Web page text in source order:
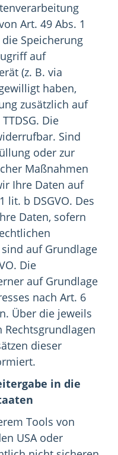
Art. 49 Abs. 1
die Speicherung
auf
(z. B. via
haben,
zusätzlich auf
Die
Sind
oder zur
Maßnahmen
Ihre Daten auf
lit. b DSGVO. Des
Daten, sofern
auf Grundlage
Die
auf Grundlage
nach Art. 6
Über die jeweils
dieser
in die
Tools von
USA oder